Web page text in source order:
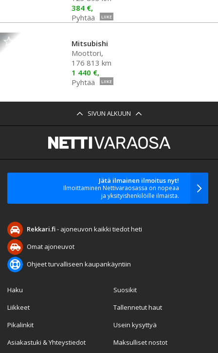
384 €,
Pyhtää
LIIKE
Mitsubishi
Moottori,
176 813 km
1 440 €,
Pyhtää
LIIKE
SIVUN ALKUUN
Jätä ilmainen ilmoitus nyt!
Ilmoittaminen Nettivaraosassa on nopeaa
ja yksityishenkilöille ilmaista.
Rekkari.fi- ajoneuvon kaikki tiedot heti
Omat ajoneuvot
Ohjeet turvalliseen kaupankäyntiin
Haku
Liikkeet
Pikalinkit
Asiakastuki & Yhteystiedot
Suosikit
Tallennetut haut
Usein kysyttyä
Maksulliset nostot